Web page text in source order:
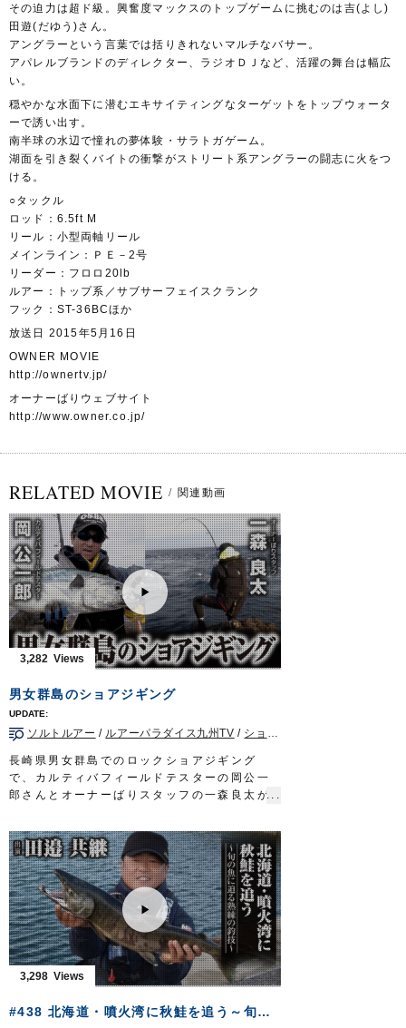
その迫力は超ド級。興奮度マックスのトップゲームに挑むのは吉(よし)
田遊(だゆう)さん。
アングラーという言葉では括りきれないマルチなバサー。
アパレルブランドのディレクター、ラジオＤＪなど、活躍の舞台は幅広
い。
穏やかな水面下に潜むエキサイティングなターゲットをトップウォータ
ーで誘い出す。
南半球の水辺で憧れの夢体験・サラトガゲーム。
湖面を引き裂くバイトの衝撃がストリート系アングラーの闘志に火をつ
ける。
○タックル
ロッド：6.5ft M
リール：小型両軸リール
メインライン：ＰＥ－2号
リーダー：フロロ20lb
ルアー：トップ系／サブサーフェイスクランク
フック：ST-36BCほか
放送日 2015年5月16日
OWNER MOVIE
http://ownertv.jp/
オーナーばりウェブサイト
http://www.owner.co.jp/
RELATED MOVIE / 関連動画
3,282
男女群島のショアジギング
ソルトルアー / ルアーパラダイス九州TV / ショア青物
長崎県男女群島でのロックショアジギング
で、カルティバフィールドテスターの岡公一
郎さんとオーナーばりスタッフの一森良太が
水面で勝負するトップウォータープラグに対
し、海底から釣り始めるメタルジグは、ある
意味両極端なアプローチですが、双方やるこ
とで互いを補い合うメリットもあります。
状況に応じてそれぞれを駆使し、良型スマガ
ツオやヒレナガカンパチなどをキャッチしま
した。
■使用アイテム
・撃投ジグ レイドバック 100g
・撃投ジグ ストライク250g、200g
・マスクドスピンM
3,298
#438 北海道・噴火湾に秋鮭を追う～旬の魚に迫る熟練の釣技～